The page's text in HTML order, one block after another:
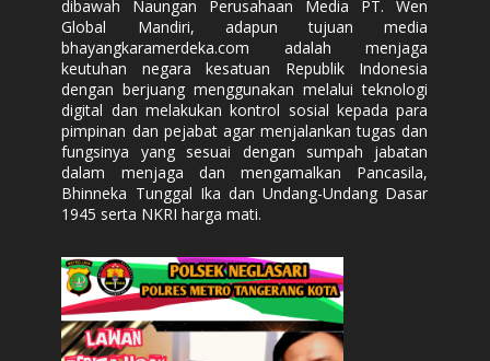
dibawah Naungan Perusahaan Media PT. Wen
Global Mandiri, adapun tujuan media
bhayangkaramerdeka.com adalah menjaga
keutuhan negara kesatuan Republik Indonesia
dengan berjuang menggunakan melalui teknologi
digital dan melakukan kontrol sosial kepada para
pimpinan dan pejabat agar menjalankan tugas dan
fungsinya yang sesuai dengan sumpah jabatan
dalam menjaga dan mengamalkan Pancasila,
Bhinneka Tunggal Ika dan Undang-Undang Dasar
1945 serta NKRI harga mati.